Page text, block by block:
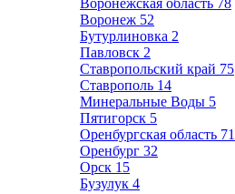
Воронежская область 78
Воронеж 52
Бутурлиновка 2
Павловск 2
Ставропольский край 75
Ставрополь 14
Минеральные Воды 5
Пятигорск 5
Оренбургская область 71
Оренбург 32
Орск 15
Бузулук 4